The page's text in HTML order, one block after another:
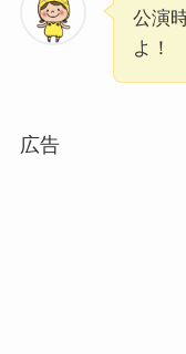
公演
よ！
広告